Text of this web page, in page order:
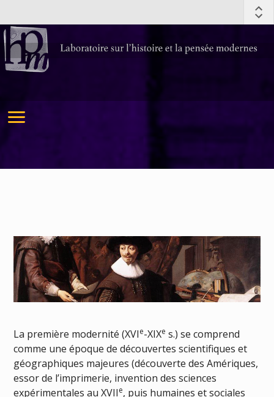
La première modernité (XVIe-XIXe s.) se comprend
comme une époque de découvertes scientifiques et
géographiques majeures (découverte des Amériques,
essor de l’imprimerie, invention des sciences
expérimentales au XVIIe, puis humaines et sociales